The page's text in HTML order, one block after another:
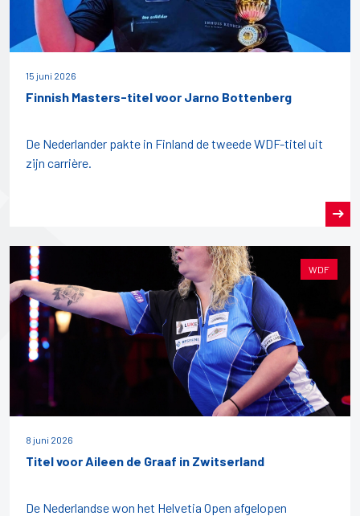
15 juni 2026
Finnish Masters-titel voor Jarno Bottenberg
De Nederlander pakte in Finland de tweede WDF-titel uit
zijn carrière.
WDF
8 juni 2026
Titel voor Aileen de Graaf in Zwitserland
De Nederlandse won het Helvetia Open afgelopen